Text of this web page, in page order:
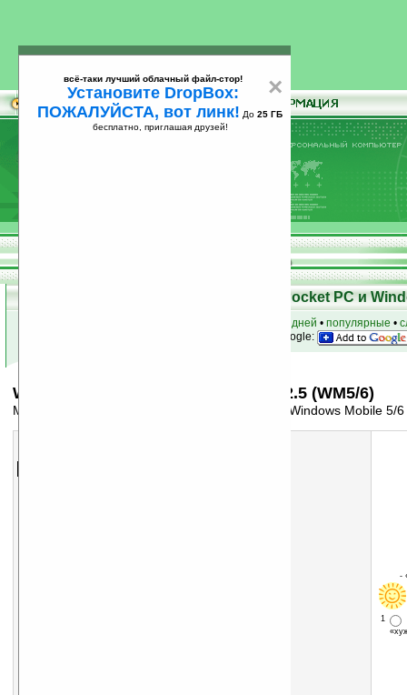
25
Скачать программы для КПК Pocket PC и
за 7 дней • популярные •
на Google:
WinMobile Download Accelerator v2.5 (WM5/6)
Менеджер загрузки файлов из интернета для Windows Mobile 5/6
-
1
×
всё-таки лучший облачный файл-стор!
Установите DropBox:
ПОЖАЛУЙСТА, вот линк! До 25 ГБ
бесплатно, приглашая друзей!